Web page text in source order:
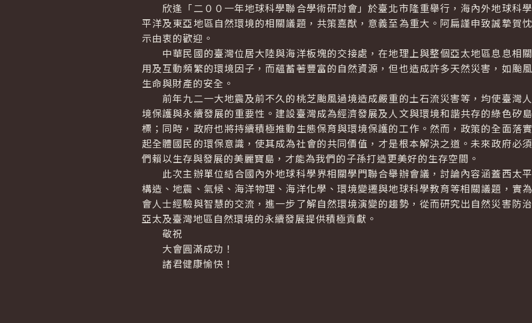
欣逢「二００一年地球科學聯合學術研討會」於臺北市隆重舉行，海內外地球科
平洋及東亞地區自然環境的相關議題，共策嘉猷，意義至為重大。阿扁謹申致誠摯賀
示由衷的歡迎。
中華民國的臺灣位居大陸與海洋板塊的交接處，在地理上與整個亞太地區息息相
用及互動頻繁的環境因子，而蘊蓄著豐富的自然資源，但也造成許多天然災害，如颱
生命與財產的安全。
前年九二一大地震及前不久的桃芝颱風過境造成嚴重的土石流災害等，均使臺灣
境保護與永續發展的重要性。建設臺灣成為經濟發展及人文與環境和諧共存的綠色矽
標；同時，政府也將持續積極推動生態保育與環境保護的工作。然而，政策的全面落
起全體國民的環保意識，使其成為社會的共同價值，才是根本解決之道。未來政府必
們賴以生存與發展的美麗寶島，才能為我們的子孫打造更美好的生存空間。
此次主辦單位結合國內外地球科學界相關學門聯合舉辦會議，討論內容涵蓋西太
構造、地震、氣候、海洋物理、海洋化學、環境變遷與地球科學教育等相關議題，實
會人士經驗與智慧的交流，進一步了解自然環境演變的趨勢，從而研究出自然災害防
亞太及臺灣地區自然環境的永續發展提供積極貢獻。
敬祝
大會圓滿成功！
諸君健康愉快！